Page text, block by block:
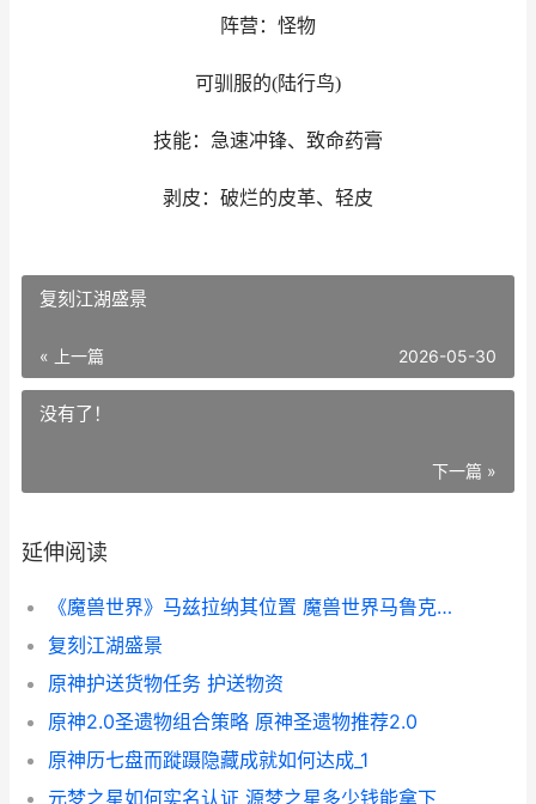
阵营：怪物
可驯服的(陆行鸟)
技能：急速冲锋、致命药膏
剥皮：破烂的皮革、轻皮
复刻江湖盛景
« 上一篇 2026-05-30
没有了！
下一篇 »
延伸阅读
《魔兽世界》马兹拉纳其位置 魔兽世界马鲁克半人马声望怎么刷
复刻江湖盛景
原神护送货物任务 护送物资
原神2.0圣遗物组合策略 原神圣遗物推荐2.0
原神历七盘而蹝蹑隐藏成就如何达成_1
元梦之星如何实名认证 源梦之星多少钱能拿下